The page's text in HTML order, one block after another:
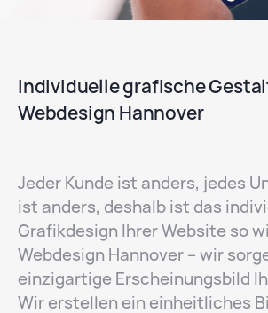
Individuelle grafische
Webdesign Hannover
Jeder Kunde ist anders, jedes
ist anders, deshalb ist das
Grafikdesign Ihrer Website so
Webdesign Hannover – wir
einzigartige Erscheinungsbild
Wir erstellen ein einheitliches